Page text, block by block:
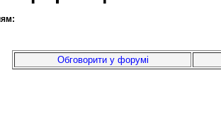
Обговорити у форумі